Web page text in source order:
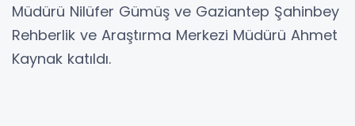
Müdürü Nilüfer Gümüş ve Gaziantep Şahinbey
Rehberlik ve Araştırma Merkezi Müdürü Ahmet
Kaynak katıldı.